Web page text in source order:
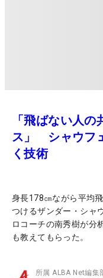
「飛ばない人
ス」 シャウフ
く技術
身長178㎝ながら平均
つけるザンダー・シャ
ロコーチの南秀樹が分
も教えてもらった。
所属ALBA Net編集